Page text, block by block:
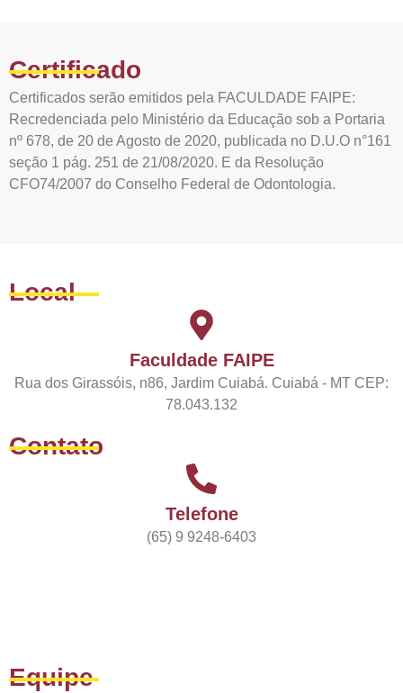
Certificado
Certificados serão emitidos pela FACULDADE FAIPE:
Recredenciada pelo Ministério da Educação sob a Portaria
nº 678, de 20 de Agosto de 2020, publicada no D.U.O n°161
seção 1 pág. 251 de 21/08/2020. E da Resolução
CFO74/2007 do Conselho Federal de Odontologia.
Local
Faculdade FAIPE
Rua dos Girassóis, n86, Jardim Cuiabá. Cuiabá - MT CEP:
78.043.132
Contato
Telefone
(65) 9 9248-6403
Equipe